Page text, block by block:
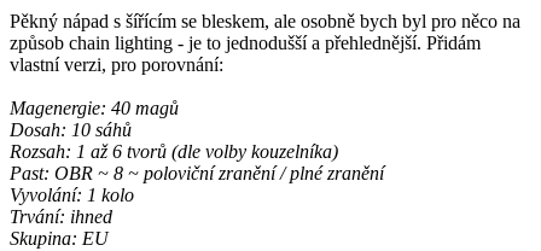
Pěkný nápad s šířícím se bleskem, ale osobně bych byl pro něco na
způsob chain lighting - je to jednodušší a přehlednější. Přidám
vlastní verzi, pro porovnání:
Magenergie: 40 magů
Dosah: 10 sáhů
Rozsah: 1 až 6 tvorů (dle volby kouzelníka)
Past: OBR ~ 8 ~ poloviční zranění / plné zranění
Vyvolání: 1 kolo
Trvání: ihned
Skupina: EU